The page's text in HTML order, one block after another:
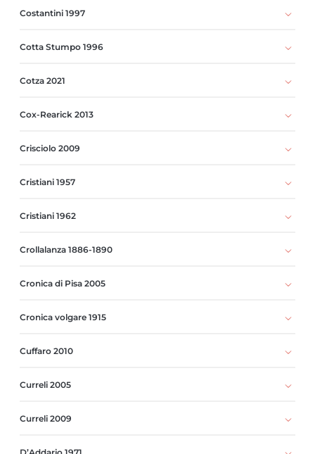
Costantini 1997
Cotta Stumpo 1996
Cotza 2021
Cox-Rearick 2013
Crisciolo 2009
Cristiani 1957
Cristiani 1962
Crollalanza 1886-1890
Cronica di Pisa 2005
Cronica volgare 1915
Cuffaro 2010
Curreli 2005
Curreli 2009